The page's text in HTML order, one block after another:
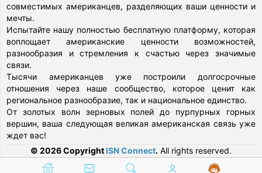
совместимых американцев, разделяющих ваши ценности и
мечты.
Испытайте нашу полностью бесплатную платформу, которая
воплощает американские ценности возможностей,
разнообразия и стремления к счастью через значимые
связи.
Тысячи американцев уже построили долгосрочные
отношения через наше сообщество, которое ценит как
региональное разнообразие, так и национальное единство.
От золотых волн зерновых полей до пурпурных горных
вершин, ваша следующая великая американская связь уже
ждет вас!
© 2026 Copyright ISN Connect. All rights reserved.